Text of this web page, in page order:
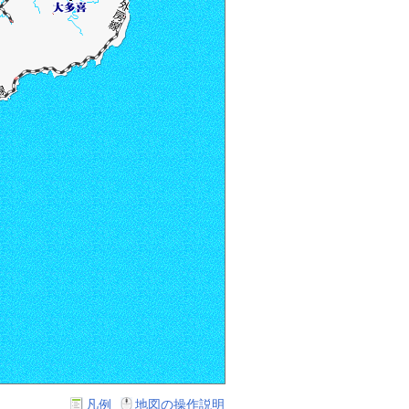
凡例 地図の操作説明